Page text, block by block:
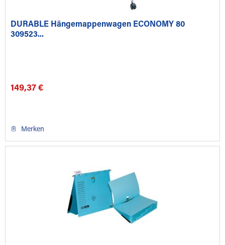
DURABLE Hängemappenwagen ECONOMY 80
309523...
149,37 €
Merken